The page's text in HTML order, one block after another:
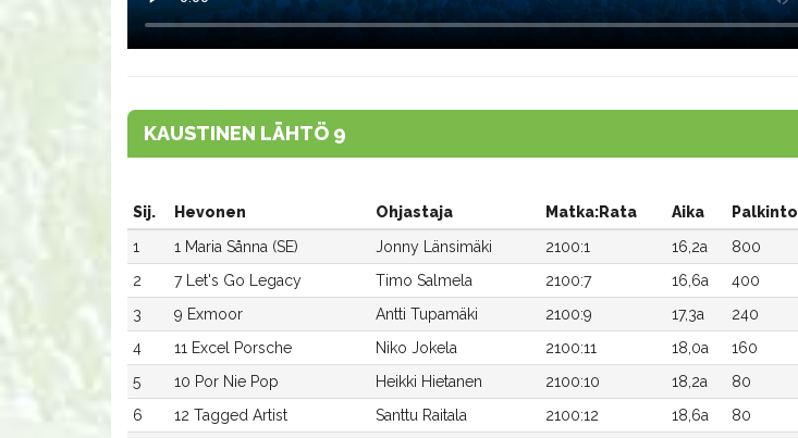
KAUSTINEN LÄHTÖ 9
Sij. Hevonen Ohjastaja Matka:Rata Aika Palkinto
1
1 Maria Sånna (SE) Jonny Länsimäki 2100:1 16,2a 800
2
7 Let's Go Legacy Timo Salmela 2100:7 16,6a 400
3
9 Exmoor Antti Tupamäki 2100:9 17,3a 240
4
11 Excel Porsche Niko Jokela 2100:11 18,0a 160
5
10 Por Nie Pop Heikki Hietanen 2100:10 18,2a 80
6
12 Tagged Artist Santtu Raitala 2100:12 18,6a 80